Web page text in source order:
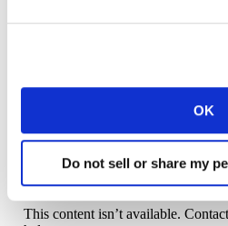
OK
Do not sell or share my
considerados por retailers y